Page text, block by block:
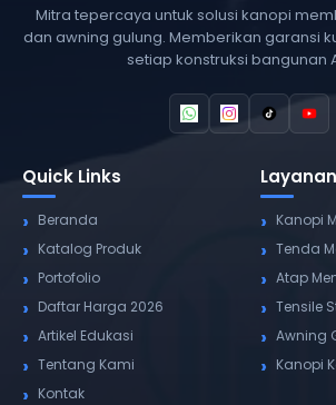
Mitra tepercaya untuk solusi kanopi
dan awning gulung. Memberikan garansi
setiap konstruksi bangunan
Quick Links
Beranda
Katalog Produk
Portofolio
Daftar Harga 2026
Artikel Edukasi
Tentang Kami
Kontak
Kanopi
Tenda
Atap
Tensile
Awning
Kanopi